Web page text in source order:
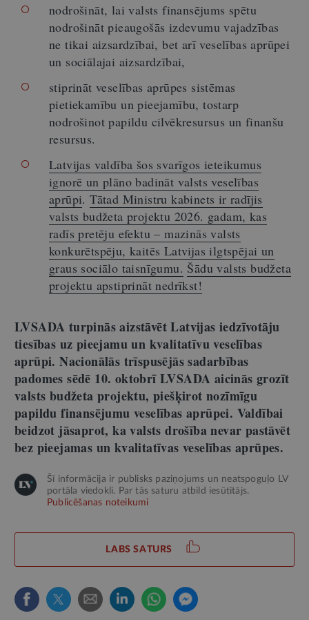
nodrošināt, lai valsts finansējums spētu
nodrošināt pieaugošās izdevumu vajadzības
ne tikai aizsardzībai, bet arī veselības aprūpei
un sociālajai aizsardzībai,
stiprināt veselības aprūpes sistēmas
pietiekamību un pieejamību, tostarp
nodrošinot papildu cilvēkresursus un finanšu
resursus.
Latvijas valdība šos svarīgos ieteikumus
ignorē un plāno badināt valsts veselības
aprūpi.Tātad Ministru kabinets ir radījis
valsts budžeta projektu 2026. gadam, kas
radīs pretēju efektu – mazinās valsts
konkurētspēju, kaitēs Latvijas ilgtspējai un
graus sociālo taisnīgumu. Šādu valsts budžeta
projektu apstiprināt nedrīkst!
LVSADA turpinās aizstāvēt Latvijas iedzīvotāju
tiesības uz pieejamu un kvalitatīvu veselības
aprūpi. Nacionālās trīspusējās sadarbības
padomes sēdē 10. oktobrī LVSADA aicinās grozīt
valsts budžeta projektu, piešķirot nozīmīgu
papildu finansējumu veselības aprūpei. Valdībai
beidzot jāsaprot, ka valsts drošība nevar pastāvēt
bez pieejamas un kvalitatīvas veselības aprūpes.
Šī informācija ir publisks paziņojums un neatspoguļo LV
portāla viedokli. Par tās saturu atbild iesūtītājs.
Publicēšanas noteikumi
LABS SATURS